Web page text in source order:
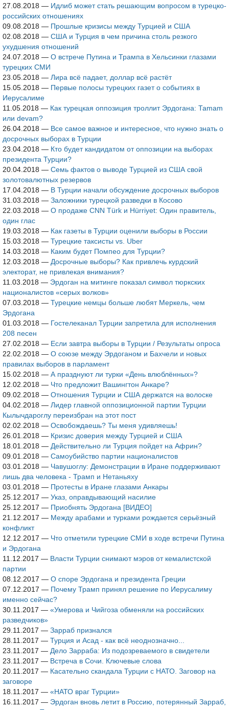
27.08.2018 — Идлиб может стать решающим вопросом в турецко-
российских отношениях
09.08.2018 — Прошлые кризисы между Турцией и США
02.08.2018 — США и Турция в чем причина столь резкого
ухудшения отношений
24.07.2018 — О встрече Путина и Трампа в Хельсинки глазами
турецких СМИ
23.05.2018 — Лира всё падает, доллар всё растёт
15.05.2018 — Первые полосы турецких газет о событиях в
Иерусалиме
11.05.2018 — Как турецкая оппозиция троллит Эрдогана: Tamam
или devam?
26.04.2018 — Все самое важное и интересное, что нужно знать о
досрочных выборах в Турции
23.04.2018 — Кто будет кандидатом от оппозиции на выборах
президента Турции?
20.04.2018 — Семь фактов о выводе Турцией из США свой
золотовалютных резервов
17.04.2018 — В Турции начали обсуждение досрочных выборов
31.03.2018 — Заложники турецкой разведки в Косово
22.03.2018 — О продаже CNN Türk и Hürriyet: Один правитель,
один глас
19.03.2018 — Как газеты в Турции оценили выборы в России
15.03.2018 — Турецкие таксисты vs. Uber
14.03.2018 — Каким будет Помпео для Турции?
12.03.2018 — Досрочные выборы? Как привлечь курдский
электорат, не привлекая внимания?
11.03.2018 — Эрдоган на митинге показал символ тюркских
националистов «серых волков»
07.03.2018 — Турецкие немцы больше любят Меркель, чем
Эрдогана
01.03.2018 — Гостелеканал Турции запретила для исполнения
208 песен
27.02.2018 — Если завтра выборы в Турции / Результаты опроса
22.02.2018 — О союзе между Эрдоганом и Бахчели и новых
правилах выборов в парламент
15.02.2018 — А празднуют ли турки «День влюблённых»?
12.02.2018 — Что предложит Вашингтон Анкаре?
09.02.2018 — Отношения Турции и США держатся на волоске
04.02.2018 — Лидер главной оппозиционной партии Турции
Кылычдароглу переизбран на этот пост
02.02.2018 — Освобождаешь? Ты меня удивляешь!
26.01.2018 — Кризис доверия между Турцией и США
18.01.2018 — Действительно ли Турция пойдет на Африн?
09.01.2018 — Самоубийство партии националистов
03.01.2018 — Чавушоглу: Демонстрации в Иране поддерживают
лишь два человека - Трамп и Нетаньяху
03.01.2018 — Протесты в Иране глазами Анкары
25.12.2017 — Указ, оправдывающий насилие
25.12.2017 — Приобнять Эрдогана [ВИДЕО]
21.12.2017 — Между арабами и турками рождается серьёзный
конфликт
12.12.2017 — Что отметили турецкие СМИ в ходе встречи Путина
и Эрдогана
11.12.2017 — Власти Турции снимают мэров от кемалистской
партии
08.12.2017 — О споре Эрдогана и президента Греции
07.12.2017 — Почему Трамп принял решение по Иерусалиму
именно сейчас?
30.11.2017 — «Умерова и Чийгоза обменяли на российских
разведчиков»
29.11.2017 — Зарраб признался
28.11.2017 — Турция и Асад - как всё неоднозначно...
23.11.2017 — Дело Зарраба: Из подозреваемого в свидетели
23.11.2017 — Встреча в Сочи. Ключевые слова
20.11.2017 — Касательно скандала Турции с НАТО. Заговор на
заговоре
18.11.2017 — «НАТО враг Турции»
16.11.2017 — Эрдоган вновь летит в Россию, потерянный Зарраб,